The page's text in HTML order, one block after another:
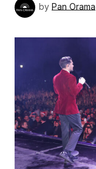
by Pan Orama